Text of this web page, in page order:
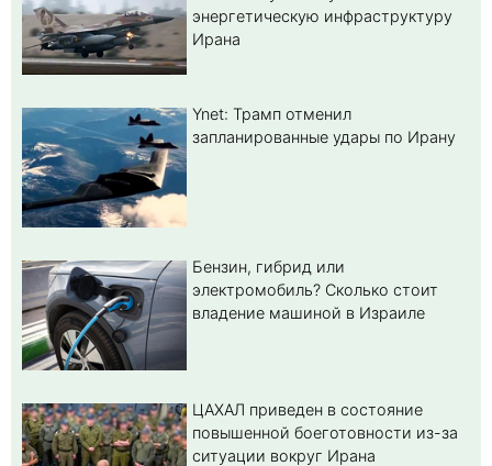
энергетическую инфраструктуру
Ирана
Ynet: Трамп отменил
запланированные удары по Ирану
Бензин, гибрид или
электромобиль? Cколько стоит
владение машиной в Израиле
ЦАХАЛ приведен в состояние
повышенной боеготовности из-за
ситуации вокруг Ирана